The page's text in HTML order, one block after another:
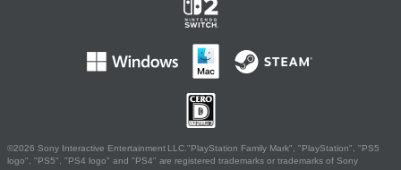
©2026 Sony Interactive Entertainment LLC."PlayStation Family Mark", "PlayStation", "PS5
logo", "PS5", "PS4 logo" and "PS4" are registered trademarks or trademarks of Sony